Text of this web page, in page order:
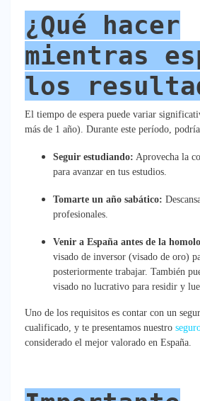
¿Qué hacer
mientras
los
El tiempo de espera puede variar
más de 1 año). Durante este período,
Seguir estudiando: Aprovecha la
para avanzar en tus estudios.
Tomarte un año sabático:
profesionales.
Venir a España antes de la
visado de inversor (visado de oro)
posteriormente trabajar. También
visado no lucrativo para residir y
Uno de los requisitos es contar con un
cualificado, y te presentamos nuestro
considerado el mejor valorado en España.